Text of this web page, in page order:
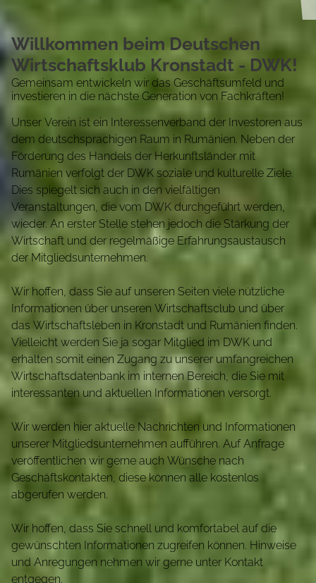
Willkommen beim Deutschen
Wirtschaftsklub Kronstadt - DWK!
Gemeinsam entwickeln wir das Geschäftsumfeld und
investieren in die nächste Generation von Fachkräften!
Unser Verein ist ein Interessenverband der Investoren aus
dem deutschsprachigen Raum in Rumänien. Neben der
Förderung des Handels der Herkunftsländer mit
Rumänien verfolgt der DWK soziale und kulturelle Ziele.
Dies spiegelt sich auch in den vielfältigen
Veranstaltungen, die vom DWK durchgeführt werden,
wieder. An erster Stelle stehen jedoch die Stärkung der
Wirtschaft und der regelmäßige Erfahrungsaustausch
der Mitgliedsunternehmen.
Wir hoffen, dass Sie auf unseren Seiten viele nützliche
Informationen über unseren Wirtschaftsclub und über
das Wirtschaftsleben in Kronstadt und Rumänien finden.
Vielleicht werden Sie ja sogar Mitglied im DWK und
erhalten somit einen Zugang zu unserer umfangreichen
Wirtschaftsdatenbank im internen Bereich, die Sie mit
interessanten und aktuellen Informationen versorgt.
Wir werden hier aktuelle Nachrichten und Informationen
unserer Mitgliedsunternehmen aufführen. Auf Anfrage
veröffentlichen wir gerne auch Wünsche nach
Geschäftskontakten, diese können alle kostenlos
abgerufen werden.
Wir hoffen, dass Sie schnell und komfortabel auf die
gewünschten Informationen zugreifen können. Hinweise
und Anregungen nehmen wir gerne unter Kontakt
entgegen.